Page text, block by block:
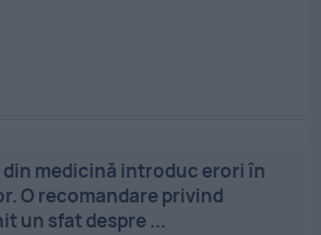
din medicină introduc erori în
O recomandare privind
un sfat despre ...